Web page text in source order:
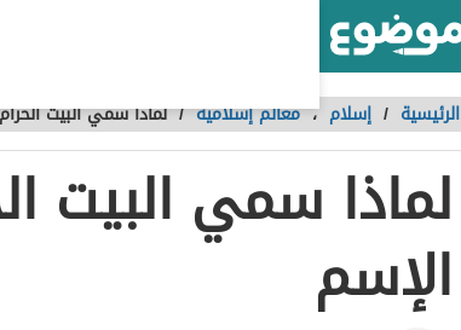
الرئيسية / إسلام ،معالم إسلامية /لماذا سمي البيت
لماذا سمي البيت
الإسم